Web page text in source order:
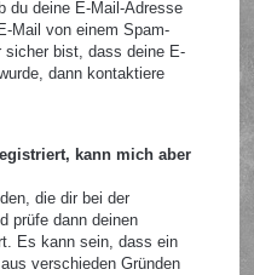
du deine E-Mail-Adresse
Mail von einem Spam-
sicher bist, dass deine E-
dann kontaktiere
kann mich aber
die dir bei der
prüfe dann deinen
Es kann sein, dass ein
verschieden Gründen